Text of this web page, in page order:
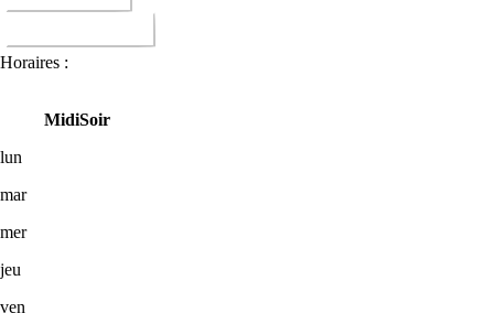
Horaires :
MidiSoir
lun
mar
mer
jeu
ven